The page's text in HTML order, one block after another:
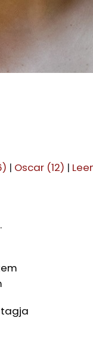
| Oscar (12) |
tagja